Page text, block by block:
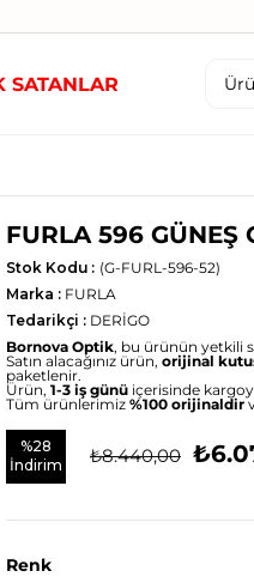
SATANLAR
FURLA 596 GÜNEŞ
(G-FURL-596-52)
Stok Kodu
Marka : FURLA
Tedarikçi : DERİGO
Bornova Optik, bu ürünün yetkili
Satın alacağınız ürün, orijinal
paketlenir.
Ürün, 1-3 iş günü içerisinde
Tüm ürünlerimiz %100 orijinaldir
%28
İndirim
₺8.440,00
Renk